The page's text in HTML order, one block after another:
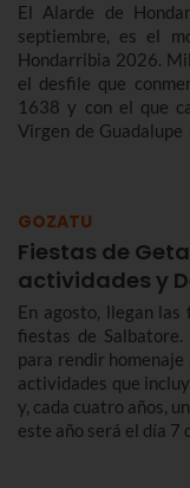
El Alarde de
septiembre, es el
Hondarribia 2026.
el desfile que
1638 y con el que
Virgen de
septiembre.
GOZATU
Fiestas de
actividades y
En agosto, llegan
fiestas de
para rendir
actividades que
y, cada cuatro años,
este año será el día 7